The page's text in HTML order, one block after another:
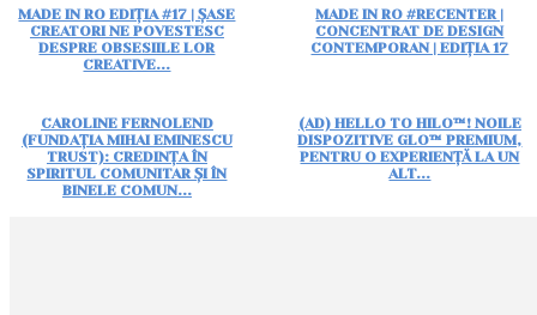
MADE IN RO EDIȚIA #17 | ȘASE
CREATORI NE POVESTESC
DESPRE OBSESIILE LOR
CREATIVE...
MADE IN RO #RECENTER |
CONCENTRAT DE DESIGN
CONTEMPORAN | EDIȚIA 17
CAROLINE FERNOLEND
(FUNDAȚIA MIHAI EMINESCU
TRUST): CREDINȚA ÎN
SPIRITUL COMUNITAR ȘI ÎN
BINELE COMUN...
(AD) HELLO TO HILO™! NOILE
DISPOZITIVE GLO™ PREMIUM,
PENTRU O EXPERIENȚĂ LA UN
ALT...